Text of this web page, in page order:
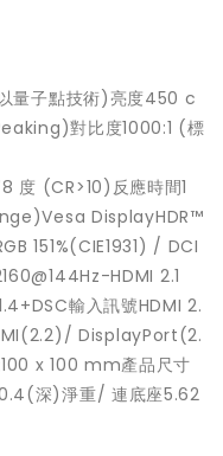
量子點技術)亮度450 c
對比度1000:1 (標
度 (CR>10)反應時間1
DisplayHDR™
151%(CIE1931) / DCI
HDMI 2.1
輸入訊號HDMI 2.
DisplayPort(2.
x 100 mm產品尺寸
深)淨重/ 連底座5.62